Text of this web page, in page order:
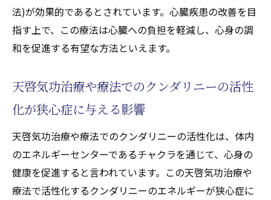
法)が効果的であるとされています。心臓疾患の改善を目
指す上で、この療法は心臓への負担を軽減し、心身の調
和を促進する有望な方法といえます。
天啓気功治療や療法でのクンダリニーの活性
化が狭心症に与える影響
天啓気功治療や療法でのクンダリニーの活性化は、体内
のエネルギーセンターであるチャクラを通じて、心身の
健康を促進すると言われています。この天啓気功治療や
療法で活性化するクンダリニーのエネルギーが狭心症に